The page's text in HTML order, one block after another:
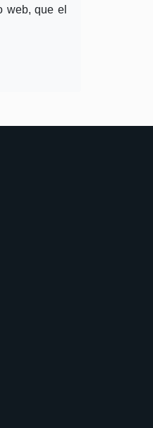
web, que el